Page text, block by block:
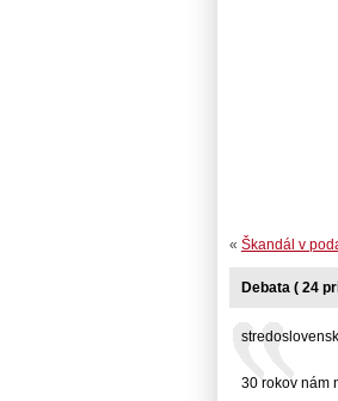
« Škandál v
Debata ( 24
30 rokov nám